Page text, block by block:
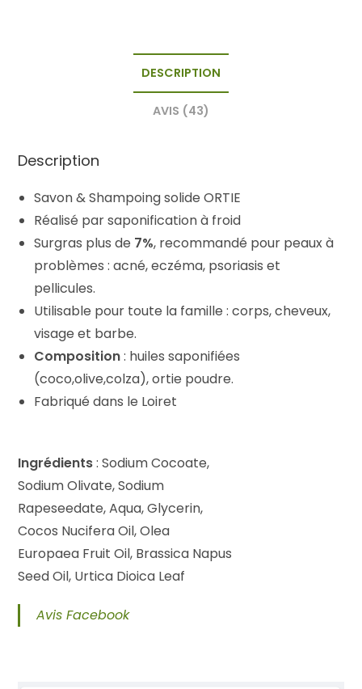
DESCRIPTION
AVIS (43)
Description
Savon & Shampoing solide ORTIE
Réalisé par saponification à froid
Surgras plus de 7%, recommandé pour peaux à
problèmes : acné, eczéma, psoriasis et
pellicules.
Utilisable pour toute la famille : corps, cheveux,
visage et barbe.
Composition: huiles saponifiées
(coco,olive,colza), ortie poudre.
Fabriqué dans le Loiret
Ingrédients: Sodium Cocoate,
Sodium Olivate, Sodium
Rapeseedate, Aqua, Glycerin,
Cocos Nucifera Oil, Olea
Europaea Fruit Oil, Brassica Napus
Seed Oil, Urtica Dioica Leaf
Avis Facebook